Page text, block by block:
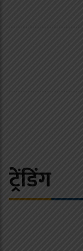
ट्रेंडिंग